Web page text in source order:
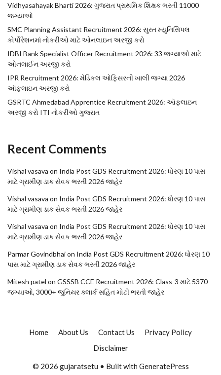
Vidhyasahayak Bharti 2026: ગુજરાત પ્રાથમિક શિક્ષક ભરતી 11000
જગ્યાઓ
SMC Planning Assistant Recruitment 2026: સુરત મ્યુનિસિપલ
કોર્પોરેશનમાં નોકરીઓ માટે ઓનલાઇન અરજી કરો
IDBI Bank Specialist Officer Recruitment 2026: 33 જગ્યાઓ માટે
ઓનલાઈન અરજી કરો
IPR Recruitment 2026: મેડિકલ ઓફિસરની ખાલી જગ્યા 2026
ઑફલાઇન અરજી કરો
GSRTC Ahmedabad Apprentice Recruitment 2026: ઑફલાઇન
અરજી કરો ITI નોકરીઓ ગુજરાત
Recent Comments
Vishal vasava on India Post GDS Recruitment 2026: ધોરણ 10 પાસ
માટે ગ્રામીણ ડાક સેવક ભરતી 2026 જાહેર
Vishal vasava on India Post GDS Recruitment 2026: ધોરણ 10 પાસ
માટે ગ્રામીણ ડાક સેવક ભરતી 2026 જાહેર
Vishal vasava on India Post GDS Recruitment 2026: ધોરણ 10 પાસ
માટે ગ્રામીણ ડાક સેવક ભરતી 2026 જાહેર
Parmar Govindbhaion India Post GDS Recruitment 2026: ધોરણ 10
પાસ માટે ગ્રામીણ ડાક સેવક ભરતી 2026 જાહેર
Mitesh patel on GSSSB CCE Recruitment 2026: Class-3 માટે 5370
જગ્યાઓ, 3000+ જુનિયર ક્લાર્ક સહિત મોટી ભરતી જાહેર
Home About Us Contact Us
Privacy Policy
Disclaimer
© 2026 gujaratsetu • Built with GeneratePress